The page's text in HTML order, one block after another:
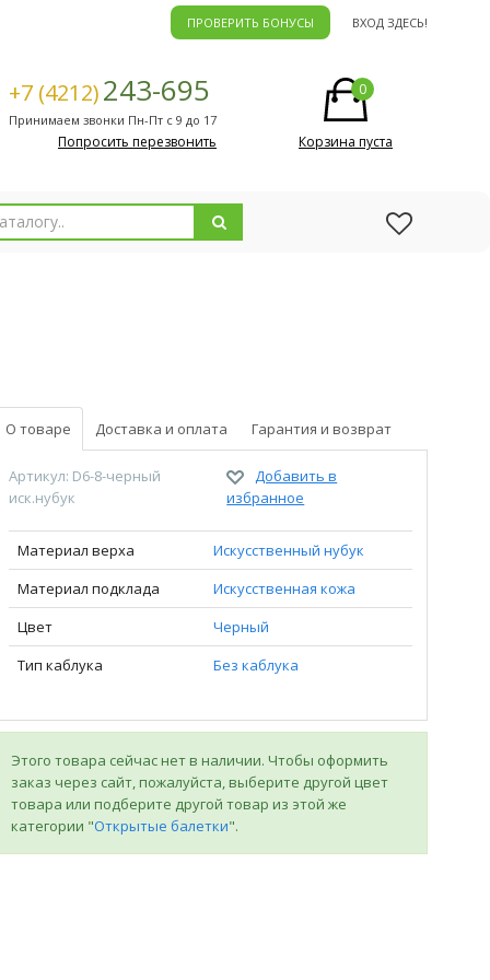
ПРОВЕРИТЬ БОНУСЫ ВХОД ЗДЕСЬ!
+7 (4212)243-695
Принимаем звонки Пн-Пт с 9 до 17
Попросить перезвонить
0
Корзина пуста
О товаре Доставка и оплата Гарантия и возврат
Артикул: D6-8-черный
иск.нубук
Добавить в
избранное
Материал верха
Искусственный нубук
Материал подклада
Искусственная кожа
Цвет
Черный
Тип каблука
Без каблука
Этого товара сейчас нет в наличии. Чтобы оформить
заказ через сайт, пожалуйста, выберите другой цвет
товара или подберите другой товар из этой же
категории "Открытые балетки".